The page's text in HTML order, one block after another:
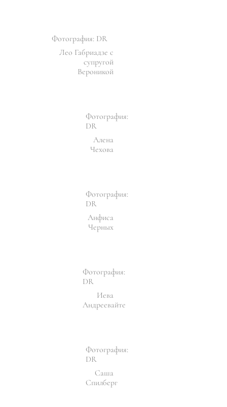
Фотография: DR
Лео Габриадзе с
супругой
Вероникой
Фотография:
DR
Алена
Чехова
Фотография:
DR
Анфиса
Черных
Фотография:
DR
Иева
Андреевайте
Фотография:
DR
Саша
Спилберг